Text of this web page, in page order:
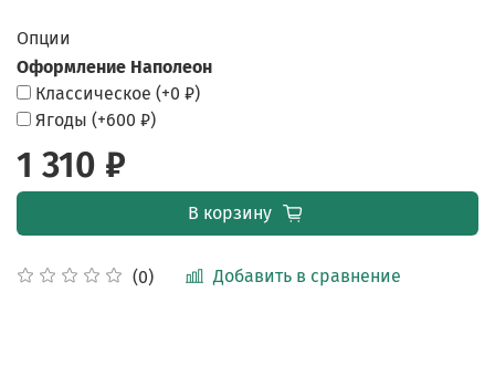
(0) Добавить в сравнение
Опции
Оформление Наполеон
Классическое (+0 ₽)
Ягоды (+600 ₽)
1 310 ₽
В корзину